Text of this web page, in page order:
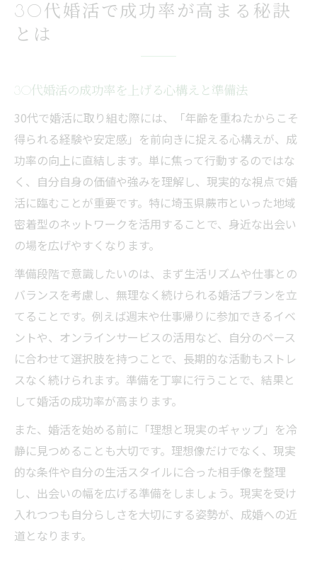
ン
理想の結婚相手を見つける効果的な方法
30代婚活で理想の結婚相手を見極めるコツ
成功率を上げるための価値観すり合わせ術
30代の婚活で求められる柔軟な相手探し法
結婚相手選びで30代婚活の成功率を意識す
る
30代の婚活成功率を高める出会い方の工夫
焦らず希望を持てる30代の婚活戦略
30代婚活の成功率を信じて焦らず行動する
方法
希望を持ちながら成功率を意識する婚活計
画
30代でも婚活成功率を高める前向きな戦略
焦りを和らげる30代婚活の成功率目標設定
思考
埼玉県蕨市から広がる新しい出会いの可能性
30代婚活で新しい出会いと成功率の可能性
発見
蕨市発の30代婚活で広がる多様な出会い方
30代婚活で成功率が高まる秘訣
とは
30代婚活の成功率を上げる心構えと準備法
30代で婚活に取り組む際には、「年齢を重ねたからこそ
得られる経験や安定感」を前向きに捉える心構えが、成
功率の向上に直結します。単に焦って行動するのではな
く、自分自身の価値や強みを理解し、現実的な視点で婚
活に臨むことが重要です。特に埼玉県蕨市といった地域
密着型のネットワークを活用することで、身近な出会い
の場を広げやすくなります。
準備段階で意識したいのは、まず生活リズムや仕事との
バランスを考慮し、無理なく続けられる婚活プランを立
てることです。例えば週末や仕事帰りに参加できるイベ
ントや、オンラインサービスの活用など、自分のペース
に合わせて選択肢を持つことで、長期的な活動もストレ
スなく続けられます。準備を丁寧に行うことで、結果と
して婚活の成功率が高まります。
また、婚活を始める前に「理想と現実のギャップ」を冷
静に見つめることも大切です。理想像だけでなく、現実
的な条件や自分の生活スタイルに合った相手像を整理
し、出会いの幅を広げる準備をしましょう。現実を受け
入れつつも自分らしさを大切にする姿勢が、成婚への近
道となります。